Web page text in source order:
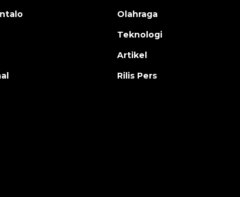
Olahraga
Teknologi
Artikel
Rilis Pers